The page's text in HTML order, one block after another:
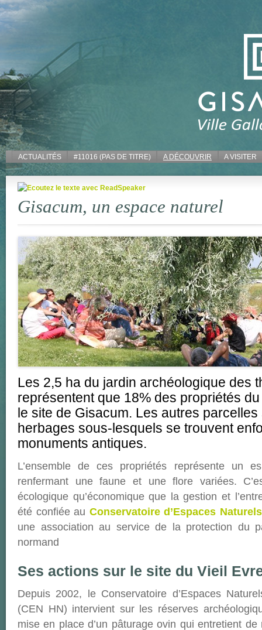
ACTUALITÉS #11016 (PAS DE TITRE) A DÉCOUVRIR A VISITER
Gisacum, un espace naturel
Les 2,5 ha du jardin archéologique des
représentent que 18% des propriétés
le site de Gisacum. Les autres
herbages sous-lesquels se trouvent
monuments antiques.
L’ensemble de ces propriétés représente un
renfermant une faune et une flore variées.
écologique qu’économique que la gestion et
été confiée au Conservatoire d’Espaces
une association au service de la protection du
normand
Ses actions sur le site du Vieil
Depuis 2002, le Conservatoire d’Espaces
(CEN HN) intervient sur les réserves
mise en place d’un pâturage ovin qui entretient